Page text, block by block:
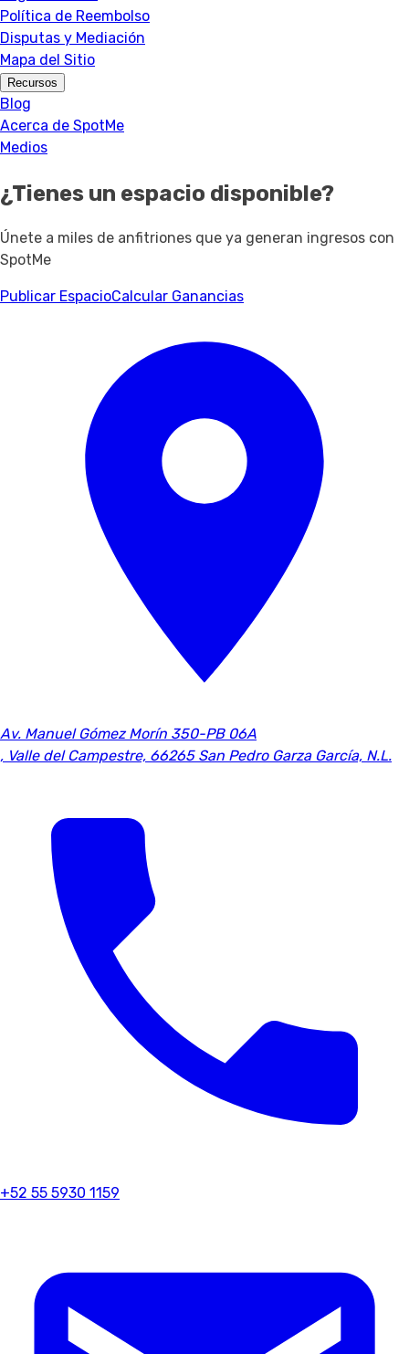
Política de Reembolso
Disputas y Mediación
Mapa del Sitio
Recursos
Blog
Acerca de SpotMe
Medios
¿Tienes un espacio disponible?
Únete a miles de anfitriones que ya generan ingresos con
SpotMe
Publicar EspacioCalcular Ganancias
Av. Manuel Gómez Morín 350-PB 06A
, Valle del Campestre, 66265 San Pedro Garza García, N.L.
+52 55 5930 1159